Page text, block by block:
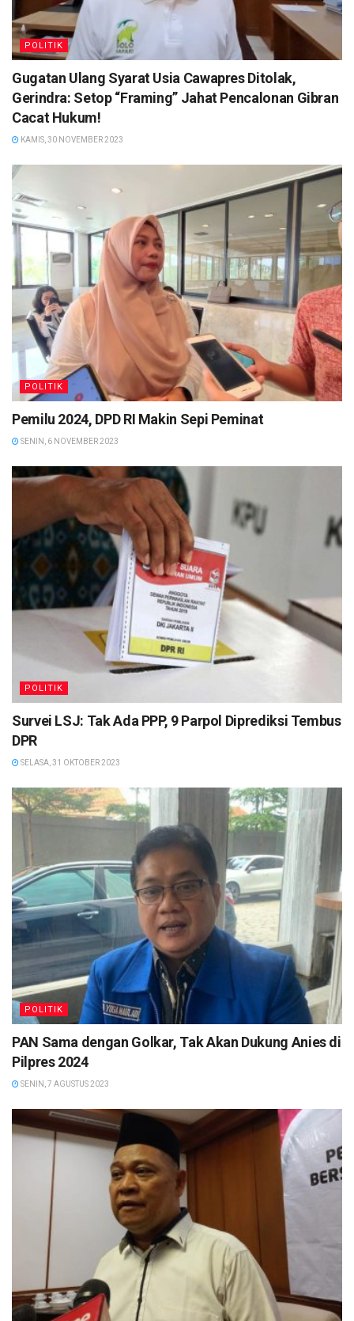
POLITIK
Gugatan Ulang Syarat Usia Cawapres Ditolak,
Gerindra: Setop “Framing” Jahat Pencalonan Gibran
Cacat Hukum!
KAMIS, 30 NOVEMBER 2023
POLITIK
Pemilu 2024, DPD RI Makin Sepi Peminat
SENIN, 6 NOVEMBER 2023
POLITIK
Survei LSJ: Tak Ada PPP, 9 Parpol Diprediksi Tembus
DPR
SELASA, 31 OKTOBER 2023
POLITIK
PAN Sama dengan Golkar, Tak Akan Dukung Anies di
Pilpres 2024
SENIN, 7 AGUSTUS 2023